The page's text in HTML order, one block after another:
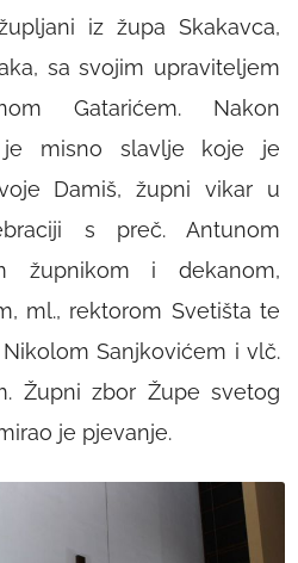
iz župa Skakavca,
sa svojim upraviteljem
Gatarićem. Nakon
je misno slavlje koje je
Damiš, župni vikar u
s preč. Antunom
župnikom i dekanom,
ml., rektorom Svetišta te
Sanjkovićem i vlč.
Župni zbor Župe svetog
je pjevanje.